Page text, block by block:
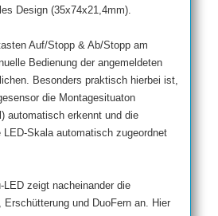
Design (35x74x21,4mm).
Auf/Stopp & Ab/Stopp am
Bedienung der angemeldeten
Besonders praktisch hierbei ist,
die Montagesituaton
automatisch erkennt und die
LED-Skala automatisch zugeordnet
LED zeigt nacheinander die
Erschütterung und DuoFern an. Hier